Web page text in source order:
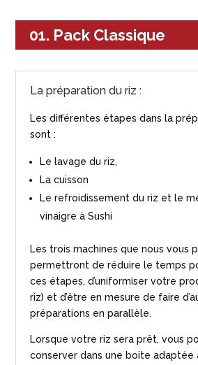
01. Pack Classique
La préparation du riz :
Les différentes étapes dans la
sont :
Le lavage du riz,
La cuisson
Le refroidissement du riz et le
vinaigre à Sushi
Les trois machines que nous vous
permettront de réduire le temps
ces étapes, d’uniformiser votre
riz) et d’être en mesure de faire
préparations en parallèle.
Lorsque votre riz sera prêt, vous
conserver dans une boite adaptée